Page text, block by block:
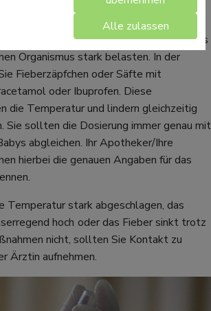
Impfung?!
die Temperatur stärker an. Sehr hohes
Organismus stark belasten. In der
Fieberzäpfchen oder Säfte mit
oder Ibuprofen. Diese
die Temperatur und lindern gleichzeitig
Sie sollten die Dosierung immer genau mit
abgleichen. Ihr Apotheker/Ihre
hierbei die genauen Angaben für das
Temperatur stark abgeschlagen, das
hoch oder das Fieber sinkt trotz
nicht, sollten Sie Kontakt zu
Ärztin aufnehmen.
Alle zulassen